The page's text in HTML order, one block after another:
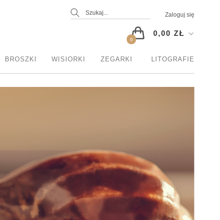
Zaloguj się
0
0,00 ZŁ
BROSZKI WISIORKI ZEGARKI LITOGRAFIE